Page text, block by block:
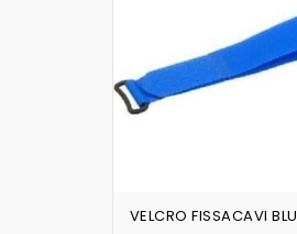
VELCRO FISSACAVI BLU